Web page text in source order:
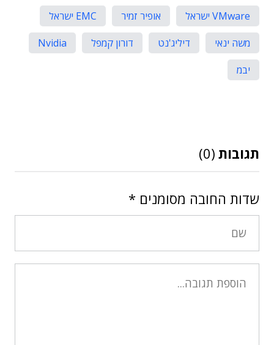
VMware ישראל
אופיר זמיר
EMC ישראל
משה ינאי
דיליג'נט דורון קמפל
Nvidia
יבמ
תגובות (0)
שדות החובה מסומנים *